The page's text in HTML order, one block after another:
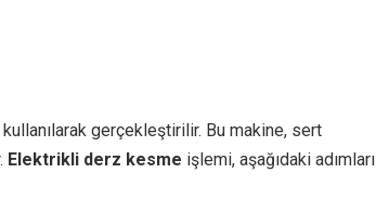
gerçekleştirilir. Bu makine, sert
Elektrikli derz kesme işlemi, aşağıdaki adımları